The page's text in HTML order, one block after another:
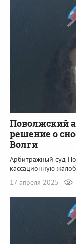
Поволжский
решение о
Волги
Арбитражный суд
кассационную
17 апреля 2025